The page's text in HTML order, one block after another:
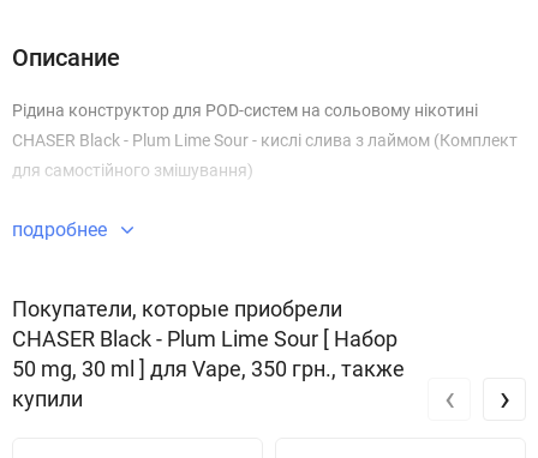
Описание
Рідина конструктор для POD-систем на сольовому нікотині
CHASER Black - Plum Lime Sour - кислі слива з лаймом (Комплект
для самостійного змішування)
подробнее
Покупатели, которые приобрели
CHASER Black - Plum Lime Sour [ Набор
50 mg, 30 ml ] для Vape, 350 грн., также
купили
‹ ›